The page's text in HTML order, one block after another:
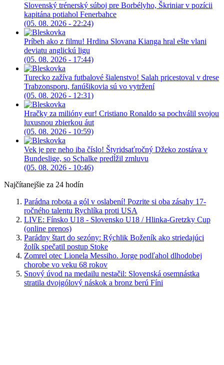
Slovenský trénerský súboj pre Borbélyho, Škriniar v pozícii
kapitána potiahol Fenerbahce
(05. 08. 2026 - 22:24)
Príbeh ako z filmu! Hrdina Slovana Kianga hral ešte vlani
deviatu anglickú ligu
(05. 08. 2026 - 17:44)
Turecko zažíva futbalové šialenstvo! Salah pricestoval v drese
Trabzonsporu, fanúšikovia sú vo vytržení
(05. 08. 2026 - 12:31)
Hračky za milióny eur! Cristiano Ronaldo sa pochválil svojou
luxusnou zbierkou áut
(05. 08. 2026 - 10:59)
Vek je pre neho iba číslo! Štyridsaťročný Džeko zostáva v
Bundeslige, so Schalke predĺžil zmluvu
(05. 08. 2026 - 10:46)
Najčítanejšie za 24 hodín
Parádna robota a gól v oslabení! Pozrite si oba zásahy 17-
ročného talentu Rychlíka proti USA
LIVE: Fínsko U18 - Slovensko U18 / Hlinka-Gretzky Cup
(online prenos)
Parádny štart do sezóny: Rýchlik Boženík ako striedajúci
žolík spečatil postup Stoke
Zomrel otec Lionela Messiho. Jorge podľahol dlhodobej
chorobe vo veku 68 rokov
Snový úvod na medailu nestačil: Slovenská osemnástka
stratila dvojgólový náskok a bronz berú Fíni